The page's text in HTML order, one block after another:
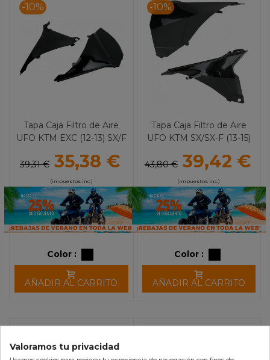
-10%
Tapa Caja Filtro de Aire
UFO KTM EXC (12-13) SX/F
39,31 € 35,38 €
(impuestos inc.)
Color :
AÑADIR AL CARRITO
-10%
Tapa Caja Filtro de Aire
UFO KTM SX/SX-F (13-15)
43,80 € 39,42 €
(impuestos inc.)
Color :
AÑADIR AL CARRITO
Valoramos tu privacidad